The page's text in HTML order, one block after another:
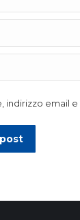
indirizzo email